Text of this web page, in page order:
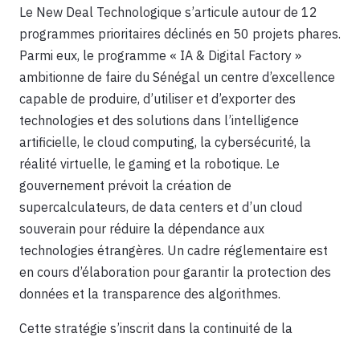
Le New Deal Technologique s’articule autour de 12
programmes prioritaires déclinés en 50 projets phares.
Parmi eux, le programme « IA & Digital Factory »
ambitionne de faire du Sénégal un centre d’excellence
capable de produire, d’utiliser et d’exporter des
technologies et des solutions dans l’intelligence
artificielle, le cloud computing, la cybersécurité, la
réalité virtuelle, le gaming et la robotique. Le
gouvernement prévoit la création de
supercalculateurs, de data centers et d’un cloud
souverain pour réduire la dépendance aux
technologies étrangères. Un cadre réglementaire est
en cours d’élaboration pour garantir la protection des
données et la transparence des algorithmes.
Cette stratégie s’inscrit dans la continuité de la